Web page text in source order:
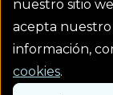
nuestro sitio
acepta nuestro
información,
cookies.
Estamos